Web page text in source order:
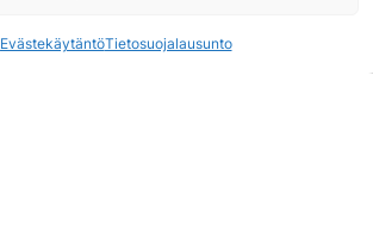
EvästekäytäntöTietosuojalausunto